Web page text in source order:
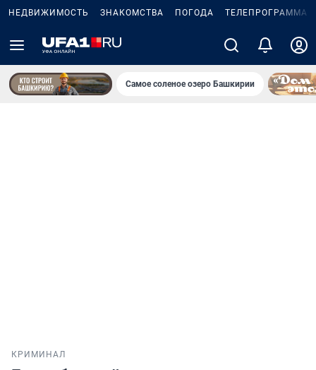
НЕДВИЖИМОСТЬ ЗНАКОМСТВА ПОГОДА ТЕЛЕПРОГРАММА
Самое соленое озеро Башкирии
КРИМИНАЛ